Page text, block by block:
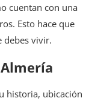
cuentan con una
Esto hace que
debes vivir.
historia, ubicación